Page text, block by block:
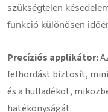
szükségtelen
funkció különösen
Precíziós applikátor:
felhordást biztosít,
és a hulladékot,
hatékonyságát.